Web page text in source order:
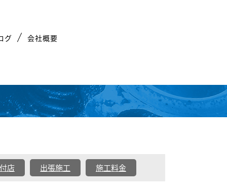
グ 会社概要
店 出張施工 施工料金